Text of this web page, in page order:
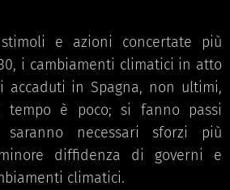
e azioni concertate più
i cambiamenti climatici in atto
accaduti in Spagna, non ultimi,
tempo è poco; si fanno passi
necessari sforzi più
diffidenza di governi e
climatici.